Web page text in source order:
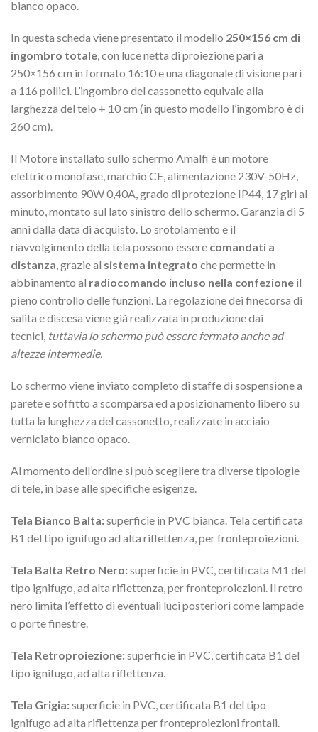
bianco opaco.
In questa scheda viene presentato il modello 250×156 cm di
ingombro totale , con luce netta di proiezione pari a
250×156 cm in formato 16:10 e una diagonale di visione pari
a 116 pollici. L’ingombro del cassonetto equivale alla
larghezza del telo + 10 cm (in questo modello l’ingombro è di
260 cm).
Il Motore installato sullo schermo Amalfi è un motore
elettrico monofase, marchio CE, alimentazione 230V-50Hz,
assorbimento 90W 0,40A, grado di protezione IP44, 17 giri al
minuto, montato sul lato sinistro dello schermo. Garanzia di 5
anni dalla data di acquisto. Lo srotolamento e il
riavvolgimento della tela possono essere comandati a
distanza , grazie al sistema integrato che permette in
abbinamento al radiocomando incluso nella confezione il
pieno controllo delle funzioni. La regolazione dei finecorsa di
salita e discesa viene già realizzata in produzione dai
tecnici, tuttavia lo schermo può essere fermato anche ad
altezze intermedie.
Lo schermo viene inviato completo di staffe di sospensione a
parete e soffitto a scomparsa ed a posizionamento libero su
tutta la lunghezza del cassonetto, realizzate in acciaio
verniciato bianco opaco.
Al momento dell’ordine si può scegliere tra diverse tipologie
di tele, in base alle specifiche esigenze.
Tela Bianco Balta:superficie in PVC bianca. Tela certificata
B1 del tipo ignifugo ad alta riflettenza, per fronteproiezioni.
Tela Balta Retro Nero:superficie in PVC, certificata M1 del
tipo ignifugo, ad alta riflettenza, per fronteproiezioni. Il retro
nero limita l’effetto di eventuali luci posteriori come lampade
o porte finestre.
Tela Retroproiezione:superficie in PVC, certificata B1 del
tipo ignifugo, ad alta riflettenza.
Tela Grigia:superficie in PVC, certificata B1 del tipo
ignifugo ad alta riflettenza per fronteproiezioni frontali.